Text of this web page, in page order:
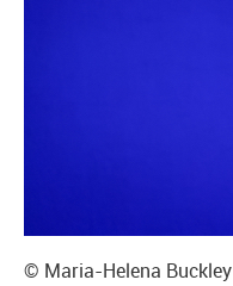
© Maria-Helena